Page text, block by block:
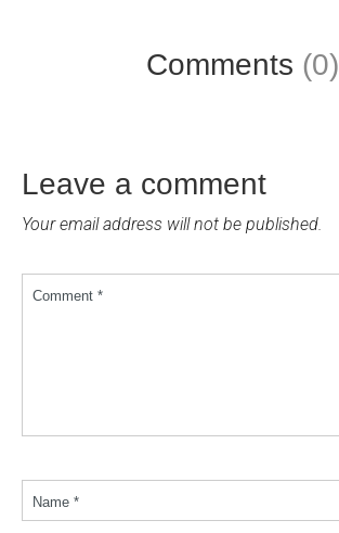
Comments (0)
Leave a comment
Your email address will not be published.
Comment *
Name *